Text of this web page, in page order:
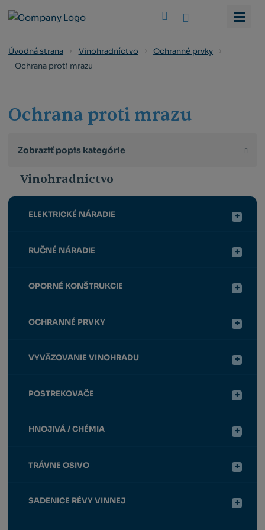
Úvodná strana Vinohradníctvo
Ochranné prvky
Ochrana proti mrazu
Ochrana proti mrazu
Zobraziť popis kategórie
Vinohradníctvo
ELEKTRICKÉ NÁRADIE
RUČNÉ NÁRADIE
OPORNÉ KONŠTRUKCIE
OCHRANNÉ PRVKY
VYVÄZOVANIE VINOHRADU
POSTREKOVAČE
HNOJIVÁ / CHÉMIA
TRÁVNE OSIVO
SADENICE RÉVY VINNEJ